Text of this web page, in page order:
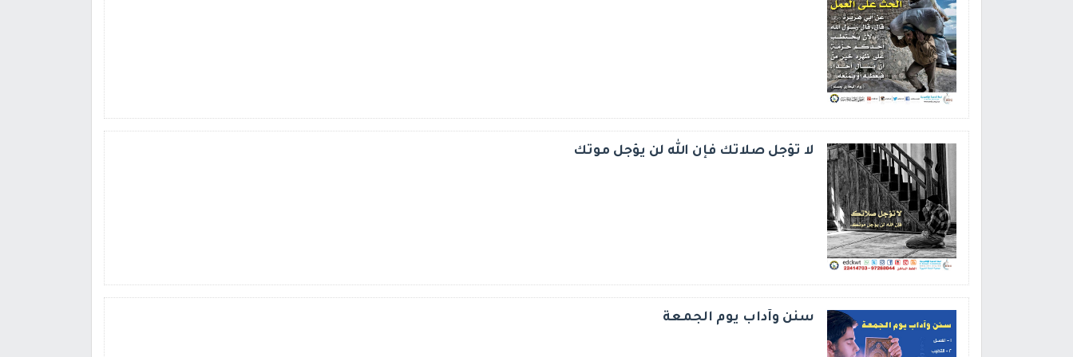
لا تؤجل صلاتك فإن الله لن يؤجل موتك
سنن وآداب يوم الجمعة